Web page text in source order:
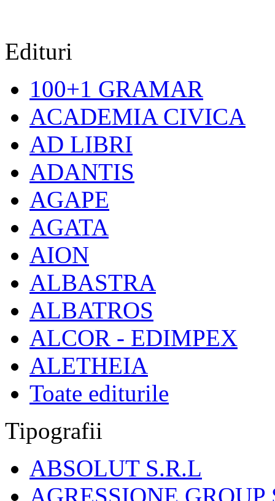
Edituri
100+1 GRAMAR
ACADEMIA CIVICA
AD LIBRI
ADANTIS
AGAPE
AGATA
AION
ALBASTRA
ALBATROS
ALCOR - EDIMPEX
ALETHEIA
Toate editurile
Tipografii
ABSOLUT S.R.L
AGRESSIONE GROUP